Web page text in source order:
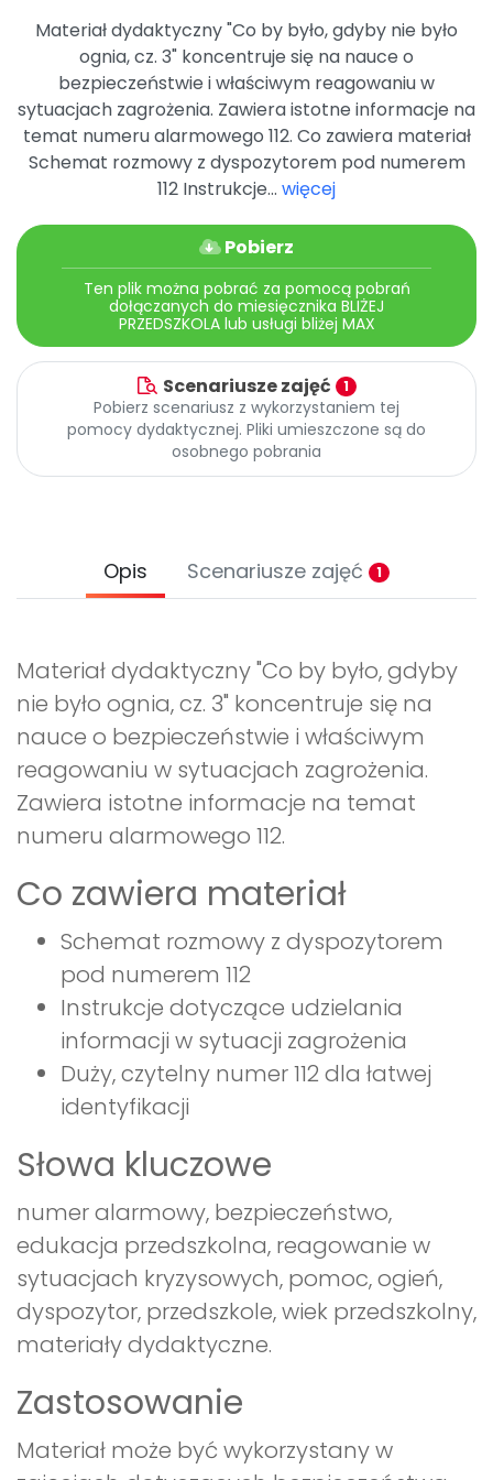
Pomoc
Materiał dydaktyczny "Co by było, gdyby nie było
ognia, cz. 3" koncentruje się na nauce o
bezpieczeństwie i właściwym reagowaniu w
sytuacjach zagrożenia. Zawiera istotne informacje na
temat numeru alarmowego 112. Co zawiera materiał
Schemat rozmowy z dyspozytorem pod numerem
112 Instrukcje... więcej
Pobierz
Ten plik można pobrać za pomocą pobrań
dołączanych do miesięcznika BLIŻEJ
PRZEDSZKOLA lub usługi bliżej MAX
Scenariusze zajęć 1
Pobierz scenariusz z wykorzystaniem tej
pomocy dydaktycznej. Pliki umieszczone są do
osobnego pobrania
Opis Scenariusze zajęć 1
Materiał dydaktyczny "Co by było, gdyby
nie było ognia, cz. 3" koncentruje się na
nauce o bezpieczeństwie i właściwym
reagowaniu w sytuacjach zagrożenia.
Zawiera istotne informacje na temat
numeru alarmowego 112.
Co zawiera materiał
Schemat rozmowy z dyspozytorem
pod numerem 112
Instrukcje dotyczące udzielania
informacji w sytuacji zagrożenia
Duży, czytelny numer 112 dla łatwej
identyfikacji
Słowa kluczowe
numer alarmowy, bezpieczeństwo,
edukacja przedszkolna, reagowanie w
sytuacjach kryzysowych, pomoc, ogień,
dyspozytor, przedszkole, wiek przedszkolny,
materiały dydaktyczne.
Zastosowanie
Materiał może być wykorzystany w